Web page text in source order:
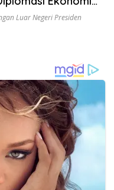
Luar Negeri Presiden